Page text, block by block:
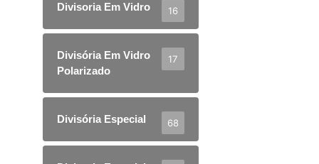
Divisoria Em Vidro 16
Divisória Em Vidro
Polarizado
17
Divisória Especial 68